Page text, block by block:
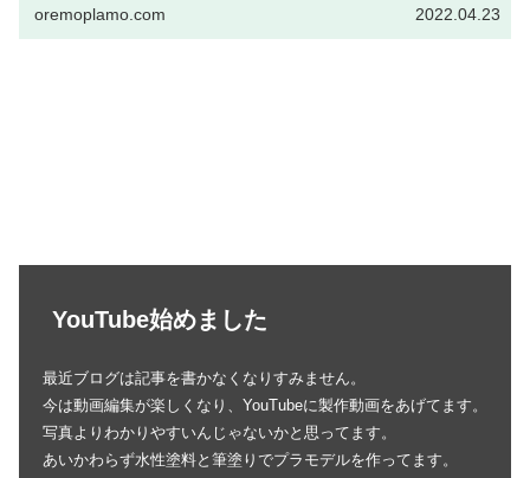
oremoplamo.com 2022.04.23
YouTube始めました
最近ブログは記事を書かなくなりすみません。
今は動画編集が楽しくなり、YouTubeに製作動画をあげてます。
写真よりわかりやすいんじゃないかと思ってます。
あいかわらず水性塗料と筆塗りでプラモデルを作ってます。